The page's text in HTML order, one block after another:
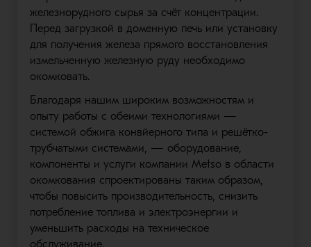
железнорудного сырья за счёт концентрации.
Перед загрузкой в доменную печь или установку
для получения железа прямого восстановления
измельченную железную руду необходимо
окомковать.
Благодаря нашим широким возможностям и
опыту работы с обеими технологиями —
системой обжига конвйерного типа и решётко-
трубчатыми системами, — оборудование,
компоненты и услуги компании Metso в области
окомкования спроектированы таким образом,
чтобы повысить производительность, снизить
потребление топлива и электроэнергии и
уменьшить расходы на техническое
обслуживание.